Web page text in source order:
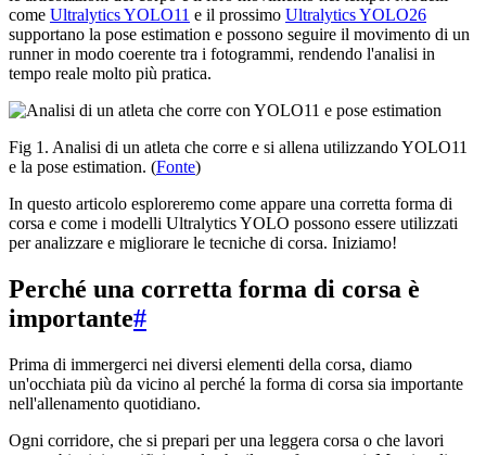
come Ultralytics YOLO11 e il prossimo Ultralytics YOLO26
supportano la pose estimation e possono seguire il movimento di un
runner in modo coerente tra i fotogrammi, rendendo l'analisi in
tempo reale molto più pratica.
Fig 1. Analisi di un atleta che corre e si allena utilizzando YOLO11
e la pose estimation. (Fonte)
In questo articolo esploreremo come appare una corretta forma di
corsa e come i modelli Ultralytics YOLO possono essere utilizzati
per analizzare e migliorare le tecniche di corsa. Iniziamo!
Perché una corretta forma di corsa è
importante#
Prima di immergerci nei diversi elementi della corsa, diamo
un'occhiata più da vicino al perché la forma di corsa sia importante
nell'allenamento quotidiano.
Ogni corridore, che si prepari per una leggera corsa o che lavori